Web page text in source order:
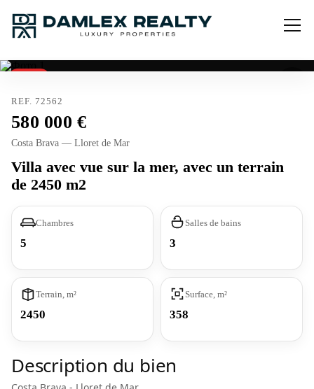
REF. 72562
580 000
Costa Brava — Lloret de Mar
Villa avec vue sur la mer, avec un terrain
de 2450 m2
Chambres
5
Salles de bains
3
Terrain, m²
2450
Surface, m²
358
Description du bien